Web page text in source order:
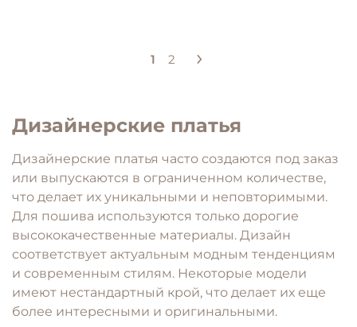
1 2
Дизайнерские платья
Дизайнерские платья часто создаются под заказ
или выпускаются в ограниченном количестве,
что делает их уникальными и неповторимыми.
Для пошива используются только дорогие
высококачественные материалы. Дизайн
соответствует актуальным модным тенденциям
и современным стилям. Некоторые модели
имеют нестандартный крой, что делает их еще
более интересными и оригинальными.